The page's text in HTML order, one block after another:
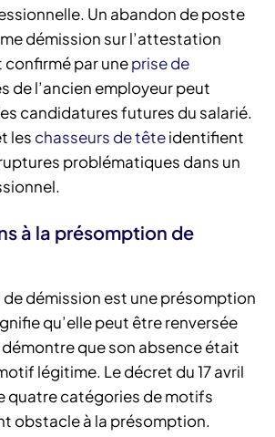
Un abandon de poste
démission sur l’attestation
confirmé par uneprise de
de l’ancien employeur peut
candidatures futures du salarié.
les chasseurs de têteidentifient
problématiques dans un
à la présomption de
démission est une présomption
qu’elle peut être renversée
démontre que son absence était
légitime. Le décret du 17 avril
quatre catégories de motifs
obstacle à la présomption.